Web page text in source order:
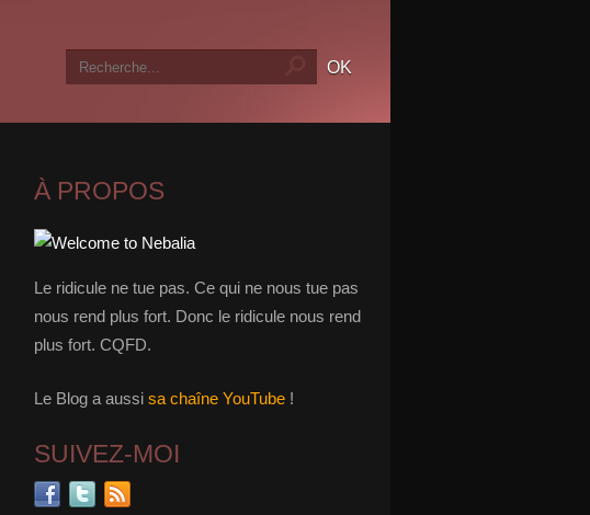
À PROPOS
Le ridicule ne tue pas. Ce qui ne nous tue pas
nous rend plus fort. Donc le ridicule nous rend
plus fort. CQFD.
Le Blog a aussi sa chaîne YouTube !
SUIVEZ-MOI